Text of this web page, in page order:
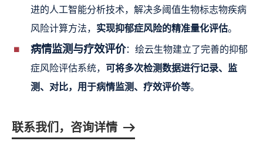
进的人工智能分析技术，解决多阈值生物标志物疾病
风险计算方法， 实现抑郁症风险的精准量化评估。
病情监测与疗效评价：绘云生物建立了完善的抑郁
症风险评估系统， 可将多次检测数据进行记录、监
测、对比，用于病情监测、疗效评价等。
联系我们，咨询详情